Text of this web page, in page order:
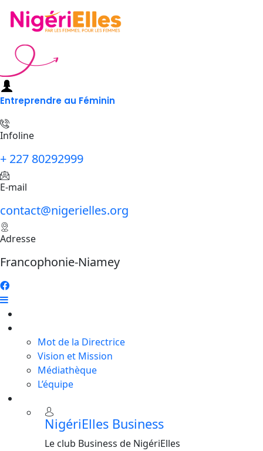
Entreprendre au Féminin
Infoline
+ 227 80292999
E-mail
contact@nigerielles.org
Adresse
Francophonie-Niamey
Mot de la Directrice
Vision et Mission
Médiathèque
L’équipe
NigériElles Business
Le club Business de NigériElles